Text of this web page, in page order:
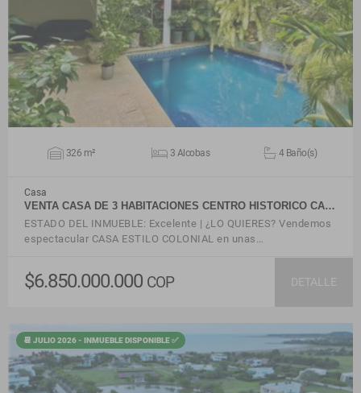
VER DETALLES
326 m² 3 Alcobas 4 Baño(s)
Casa
VENTA CASA DE 3 HABITACIONES CENTRO HISTORICO CA…
ESTADO DEL INMUEBLE: Excelente | ¿LO QUIERES? Vendemos
espectacular CASA ESTILO COLONIAL en unas…
$6.850.000.000 COP DETALLE
📆 JULIO 2026 - INMUEBLE DISPONIBLE ✅